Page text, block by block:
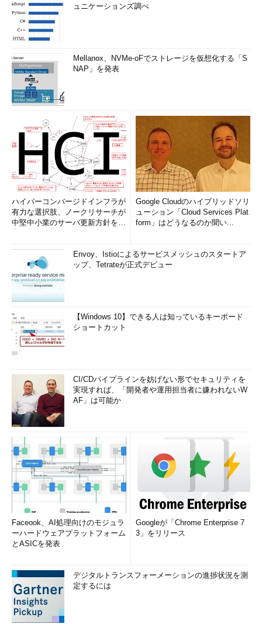
だ。
次の画面は実際にステージング／プロダクションの切り替えを
ステージングとプロダクションの切り替え
中央にある両方への矢印が書かれた丸印をクリッ
クすると、右のステージング（Staging）で実行中
のクラウド・サービスと、左のプロダクション（P
roduction）を切り替えられる。
Windows Azureのそのほかの特徴
以上の機能性のほかにもいくつか知っておくべき特徴があるの
で、簡単に紹介しておこう。
○ユーティリティ・コンピューティング
Windows Azureの料金体系は未発表だが（CTP期間中は無償で
ク量、ストレージ使用量、トランザクション数に応じた料金を支
払う従量課金（Pay-as-you-grow）、いわゆるユーティリティ・
コンピューティング方式が採用される予定だ。
Windows Azureは、数百万人のユーザーが利用してもダウンし
ないように設計されたマイクロソフトのデータセンターで運用さ
れる。
【コラム】Windows Azureの「コンピューティング・フ
ァブリック」
のハードウェア部分、つまり地理的に分散されたデータセンター内で相
互接続されたコンピュータ群とネットワークのコンピュータ資源（＝こ
れを単一のシステム・イメージに見立てたものは「コンピューティン
グ・ファブリック」と呼ばれる）があり、Windows Azureの下に隠れて
ュニケーションズ調べ
Mellanox、NVMe-oFでストレージを仮想化する「S
NAP」を発表
ハイパーコンバージドインフラが
有力な選択肢、ノークリサーチが
中堅中小業のサーバ更新方針を調
Google Cloudのハイブリッドソリ
ューション「Cloud Services Plat
form」はどうなるのか聞い...
Envoy、Istioによるサービスメッシュのスタートア
ップ、Tetrateが正式デビュー
【Windows 10】できる人は知っているキーボード
ショートカット
CI/CDパイプラインを妨げない形でセキュリティを
実現すれば、「開発者や運用担当者に嫌われないW
AF」は可能か
Faceook、AI処理向けのモジュラ
ーハードウェアプラットフォーム
とASICを発表
Googleが「Chrome Enterprise 7
3」をリリース
デジタルトランスフォーメーションの進捗状況を測
定するには